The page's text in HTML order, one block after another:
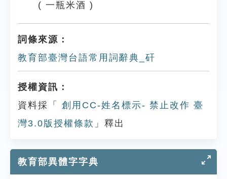
( 一瓶米酒 )
詞條來源：
教育部臺灣台語常用詞辭典_矸
授權資訊：
資料採「
創用CC-姓名標示- 禁止改作 臺
灣3.0版授權條款 」釋出
教育部異體字字典